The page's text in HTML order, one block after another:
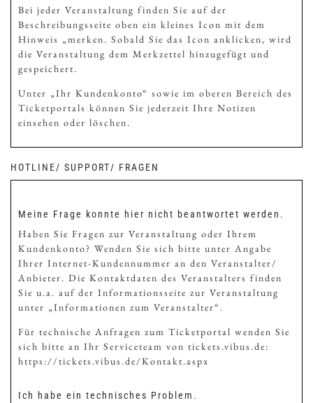
Bei jeder Veranstaltung finden Sie auf der
Beschreibungsseite oben ein kleines Icon mit dem
Hinweis „merken. Sobald Sie das Icon anklicken, wird
die Veranstaltung dem Merkzettel hinzugefügt und
gespeichert.
Unter „Ihr Kundenkonto“ sowie im oberen Bereich des
Ticketportals können Sie jederzeit Ihre Notizen
einsehen oder löschen.
HOTLINE/ SUPPORT/ FRAGEN
Meine Frage konnte hier nicht beantwortet werden.
Haben Sie Fragen zur Veranstaltung oder Ihrem
Kundenkonto? Wenden Sie sich bitte unter Angabe
Ihrer Internet-Kundennummer an den Veranstalter/
Anbieter. Die Kontaktdaten des Veranstalters finden
Sie u.a. auf der Informationsseite zur Veranstaltung
unter „Informationen zum Veranstalter“.
Für technische Anfragen zum Ticketportal wenden Sie
sich bitte an Ihr Serviceteam von tickets.vibus.de:
https://tickets.vibus.de/Kontakt.aspx
Ich habe ein technisches Problem.